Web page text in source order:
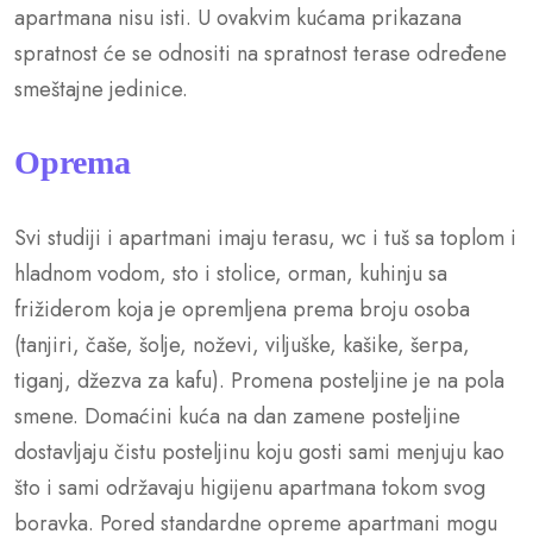
apartmana nisu isti. U ovakvim kućama prikazana
spratnost će se odnositi na spratnost terase određene
smeštajne jedinice.
Oprema
Svi studiji i apartmani imaju terasu, wc i tuš sa toplom i
hladnom vodom, sto i stolice, orman, kuhinju sa
frižiderom koja je opremljena prema broju osoba
(tanjiri, čaše, šolje, noževi, viljuške, kašike, šerpa,
tiganj, džezva za kafu). Promena posteljine je na pola
smene. Domaćini kuća na dan zamene posteljine
dostavljaju čistu posteljinu koju gosti sami menjuju kao
što i sami održavaju higijenu apartmana tokom svog
boravka. Pored standardne opreme apartmani mogu